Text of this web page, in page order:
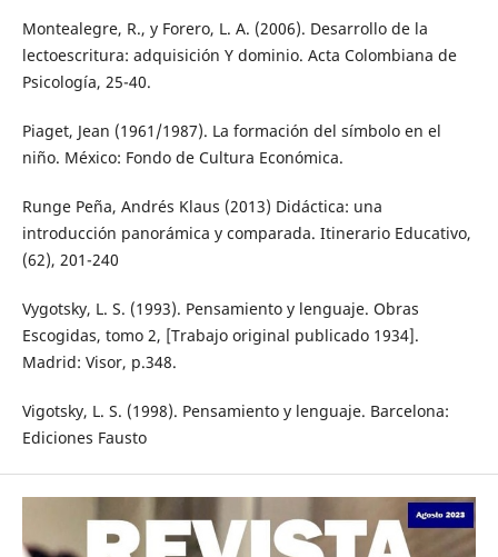
Montealegre, R., y Forero, L. A. (2006). Desarrollo de la
lectoescritura: adquisición Y dominio. Acta Colombiana de
Psicología, 25-40.
Piaget, Jean (1961/1987). La formación del símbolo en el
niño. México: Fondo de Cultura Económica.
Runge Peña, Andrés Klaus (2013) Didáctica: una
introducción panorámica y comparada. Itinerario Educativo,
(62), 201-240
Vygotsky, L. S. (1993). Pensamiento y lenguaje. Obras
Escogidas, tomo 2, [Trabajo original publicado 1934].
Madrid: Visor, p.348.
Vigotsky, L. S. (1998). Pensamiento y lenguaje. Barcelona:
Ediciones Fausto